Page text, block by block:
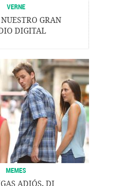
VERNE
GRAN
DIGITAL
MEMES
ADIÓS, DI